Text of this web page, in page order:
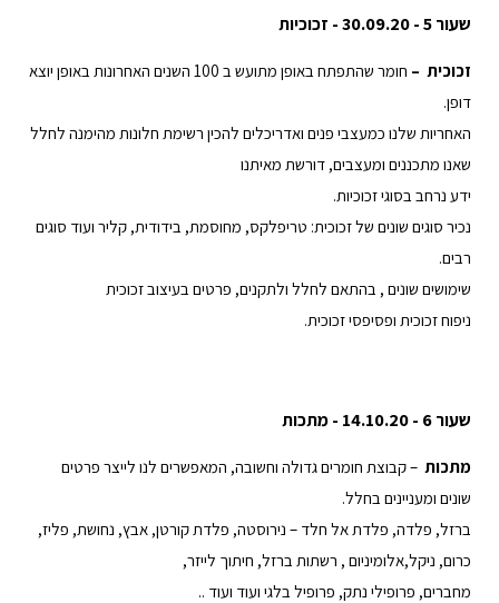
שעור 5 - 30.09.20 - זכוכיות
זכוכית –
חומר שהתפתח באופן מתועש ב 100 השנים האחרונות באופן יוצא
דופן.
האחריות שלנו כמעצבי פנים ואדריכלים להכין רשימת חלונות מהימנה לחלל
שאנו מתכננים ומעצבים, דורשת מאיתנו
ידע נרחב בסוגי זכוכיות.
נכיר סוגים שונים של זכוכית: טריפלקס, מחוסמת, בידודית, קליר ועוד סוגים
רבים.
שימושים שונים , בהתאם לחלל ולתקנים, פרטים בעיצוב זכוכית
ניפוח זכוכית ופסיפסי זכוכית.
שעור 6 - 14.10.20 - מתכות
מתכות – קבוצת חומרים גדולה וחשובה, המאפשרים לנו לייצר פרטים
שונים ומעניינים בחלל.
ברזל, פלדה, פלדת אל חלד – נירוסטה, פלדת קורטן, אבץ, נחושת, פליז,
כרום, ניקל,אלומיניום , רשתות ברזל, חיתוך לייזר,
מחברים, פרופילי נתק, פרופיל בלגי ועוד ועוד ..